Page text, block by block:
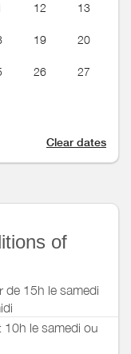
12 13
19 20
26 27
Clear dates
of
de 15h le samedi
10h le samedi ou